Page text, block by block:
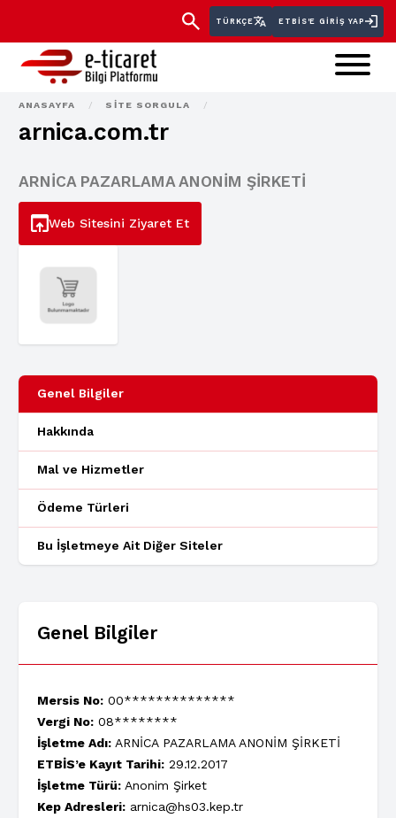
TÜRKÇE ETBİS'E GIRIŞ YAP
ANASAYFA / SITE SORGULA /
arnica.com.tr
ARNİCA PAZARLAMA ANONİM ŞİRKETİ
Web Sitesini Ziyaret Et
Genel Bilgiler
Hakkında
Mal ve Hizmetler
Ödeme Türleri
Bu İşletmeye Ait Diğer Siteler
Genel Bilgiler
Mersis No: 00**************
Vergi No: 08********
İşletme Adı: ARNİCA PAZARLAMA ANONİM ŞİRKETİ
ETBİS’e Kayıt Tarihi: 29.12.2017
İşletme Türü: Anonim Şirket
Kep Adresleri: arnica@hs03.kep.tr